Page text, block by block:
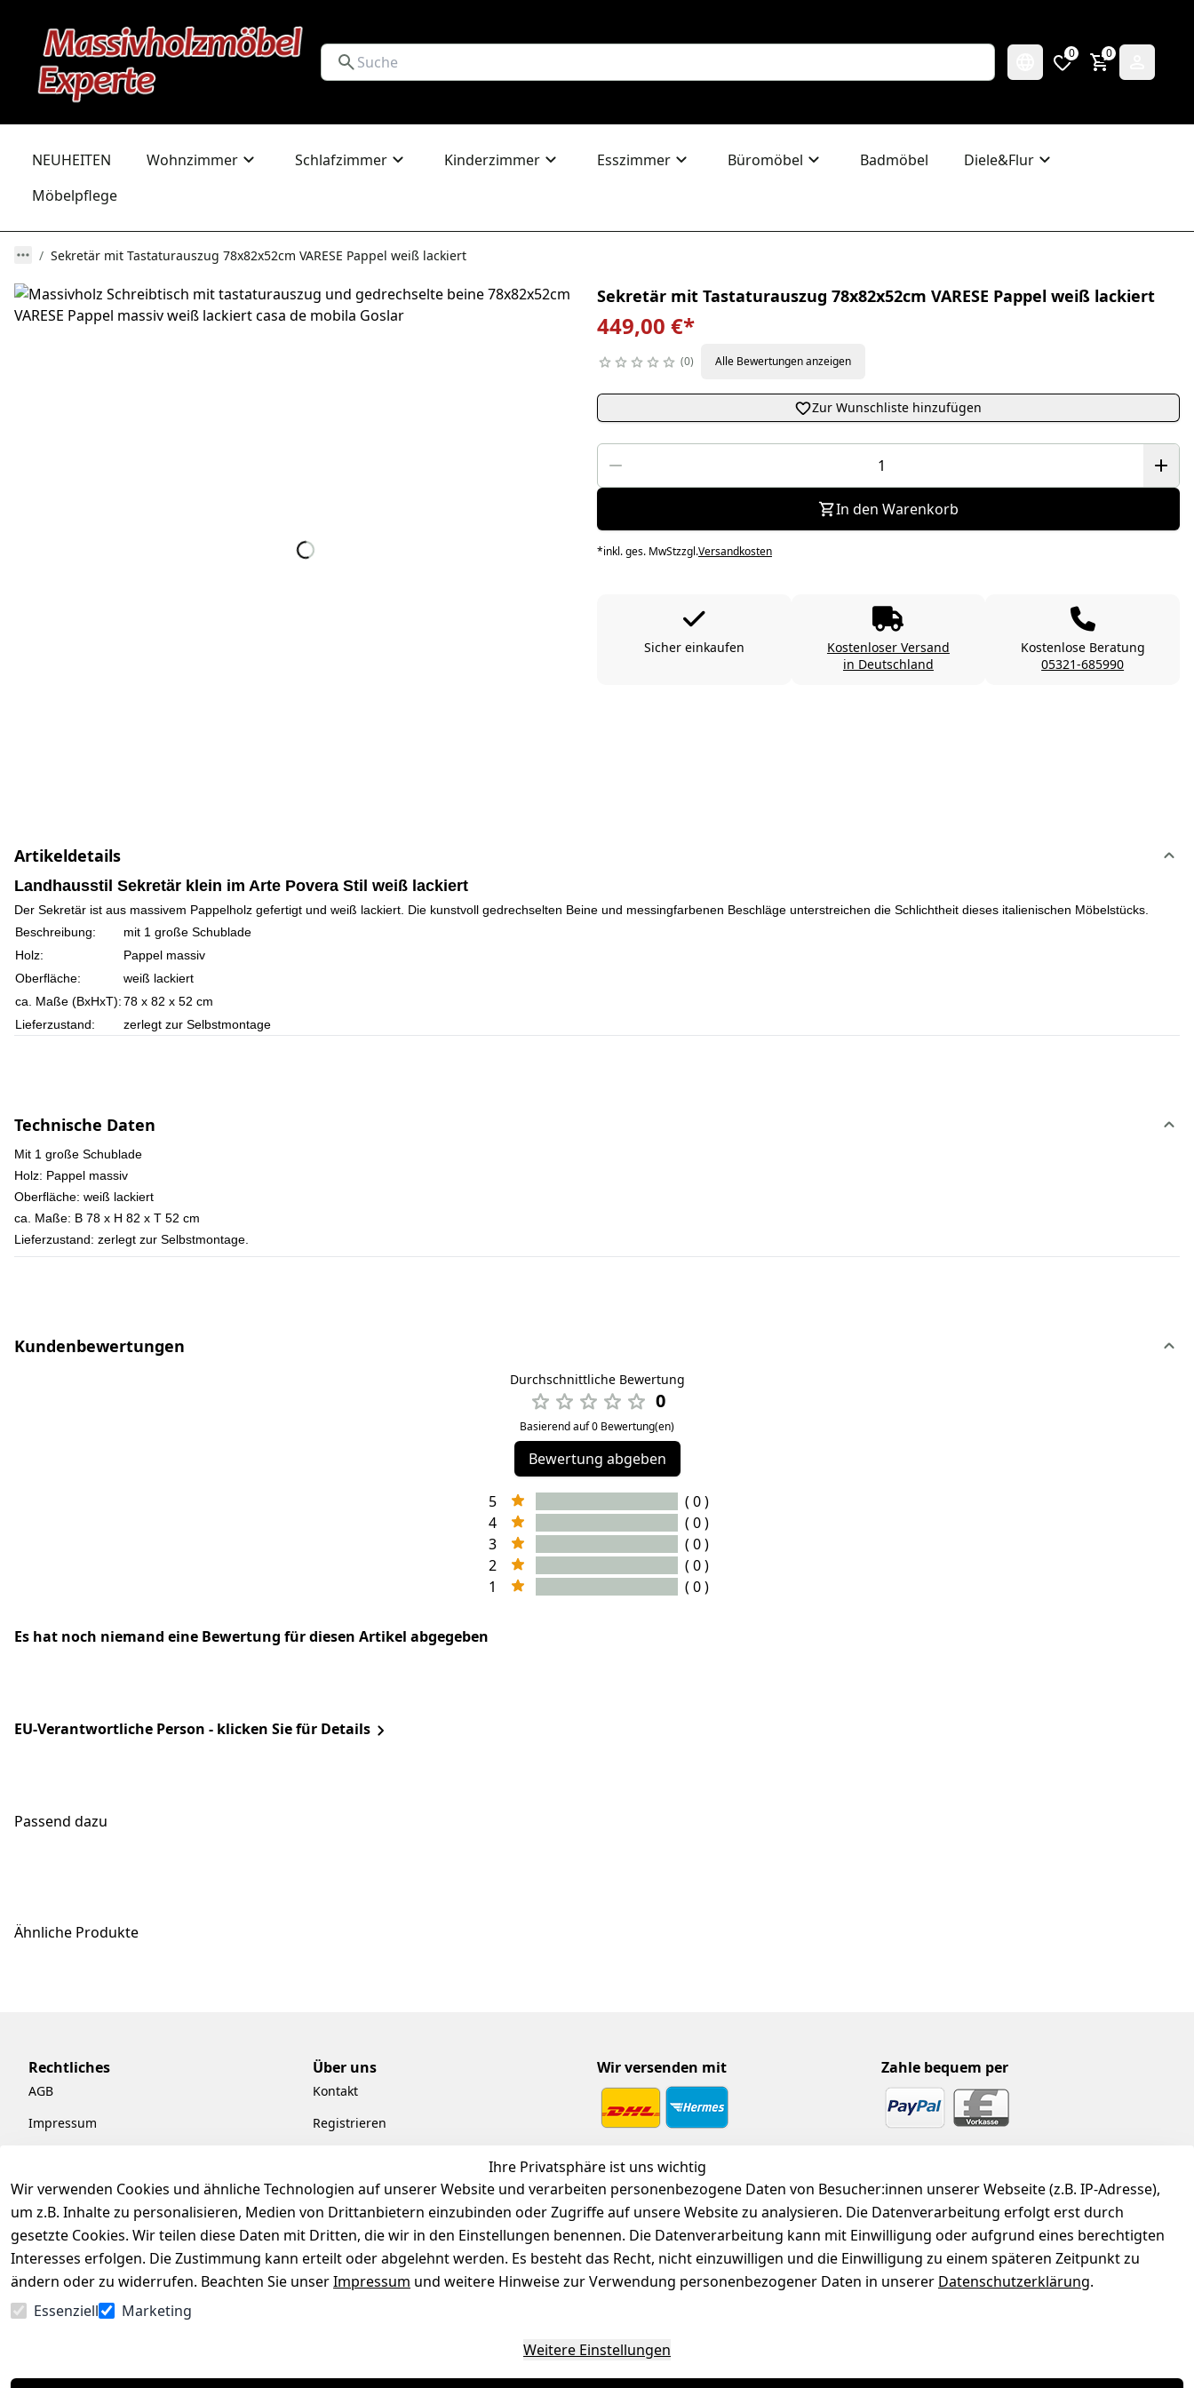
0 0
NEUHEITEN Wohnzimmer Schlafzimmer Kinderzimmer Esszimmer Büromöbel Badmöbel
Diele&Flur
Möbelpflege
Sekretär mit Tastaturauszug 78x82x52cm VARESE Pappel weiß lackiert
Sekretär mit Tastaturauszug 78x82x52cm VARESE Pappel weiß lackiert
449,00 €*
0 Alle Bewertungen anzeigen
Zur Wunschliste hinzufügen
In den Warenkorb
*inkl. ges. MwStzzgl.Versandkosten
Sicher einkaufen
Kostenloser Versand
in Deutschland
Kostenlose Beratung
05321-685990
Artikeldetails
Landhausstil Sekretär klein im Arte Povera Stil weiß lackiert
Der Sekretär ist aus massivem Pappelholz gefertigt und weiß lackiert. Die kunstvoll gedrechselten Beine und messingfarbenen Beschläge unterstreichen die Schlichtheit dieses italienischen Möbelstücks.
Beschreibung:
mit 1 große Schublade
Holz:
Pappel massiv
Oberfläche:
weiß lackiert
ca. Maße (BxHxT):78 x 82 x 52 cm
Lieferzustand:
zerlegt zur Selbstmontage
Technische Daten
Mit 1 große Schublade
Holz: Pappel massiv
Oberfläche: weiß lackiert
ca. Maße: B 78 x H 82 x T 52 cm
Lieferzustand: zerlegt zur Selbstmontage.
Kundenbewertungen
Durchschnittliche Bewertung
0
Basierend auf 0 Bewertung(en)
Bewertung abgeben
5
( 0 )
4
( 0 )
3
( 0 )
2
( 0 )
1
( 0 )
Es hat noch niemand eine Bewertung für diesen Artikel abgegeben
EU-Verantwortliche Person - klicken Sie für Details
Passend dazu
Ähnliche Produkte
Ihre Privatsphäre ist uns wichtig
Wir verwenden Cookies und ähnliche Technologien auf unserer Website und verarbeiten personenbezogene Daten von Besucher:innen unserer Webseite (z.B. IP-Adresse),
um z.B. Inhalte zu personalisieren, Medien von Drittanbietern einzubinden oder Zugriffe auf unsere Website zu analysieren. Die Datenverarbeitung erfolgt erst durch
gesetzte Cookies. Wir teilen diese Daten mit Dritten, die wir in den Einstellungen benennen. Die Datenverarbeitung kann mit Einwilligung oder aufgrund eines berechtigten
Interesses erfolgen. Die Zustimmung kann erteilt oder abgelehnt werden. Es besteht das Recht, nicht einzuwilligen und die Einwilligung zu einem späteren Zeitpunkt zu
ändern oder zu widerrufen. Beachten Sie unserImpressum und weitere Hinweise zur Verwendung personenbezogener Daten in unserer Datenschutzerklärung.
Essenziell
Marketing
Weitere Einstellungen
Rechtliches
AGB
Impressum
Barrierefreiheitserklärung
Widerrufsrecht
Über uns
Kontakt
Registrieren
Pflege & Kundendienst
Kiefermöbel
Hilfe
Wir versenden mit Zahle bequem per